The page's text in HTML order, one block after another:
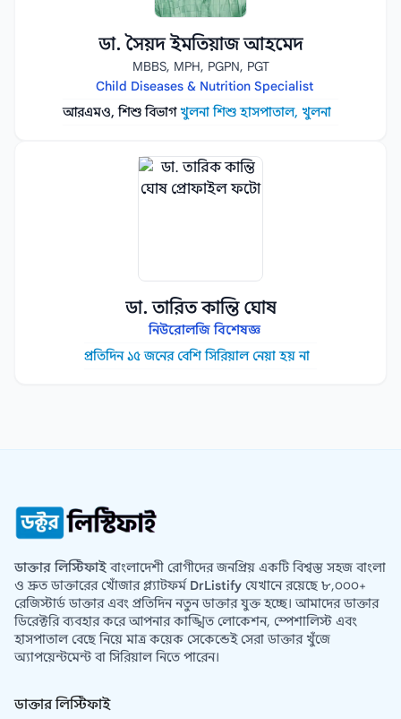
ডা. সৈয়দ ইমতিয়াজ আহমেদ
MBBS, MPH, PGPN, PGT
Child Diseases & Nutrition Specialist
আরএমও, শিশু বিভাগখুলনা শিশু হাসপাতাল, খুলনা
ডা. তারিত কান্তি ঘোষ
নিউরোলজি বিশেষজ্ঞ
প্রতিদিন ১৫ জনের বেশি সিরিয়াল নেয়া হয় না
ডাক্তার লিস্টিফাইবাংলাদেশী রোগীদের জনপ্রিয় একটি বিশ্বস্ত সহজ বাংলা
ও দ্রুত ডাক্তারের খোঁজার প্ল্যাটফর্ম DrListify যেখানে রয়েছে ৮,০০০+
রেজিস্টার্ড ডাক্তার এবং প্রতিদিন নতুন ডাক্তার যুক্ত হচ্ছে। আমাদের ডাক্তার
ডিরেক্টরি ব্যবহার করে আপনার কাঙ্খিত লোকেশন, স্পেশালিস্ট এবং
হাসপাতাল বেছে নিয়ে মাত্র কয়েক সেকেন্ডেই সেরা ডাক্তার খুঁজে
অ্যাপয়েন্টমেন্ট বা সিরিয়াল নিতে পারেন।
ডাক্তার লিস্টিফাই